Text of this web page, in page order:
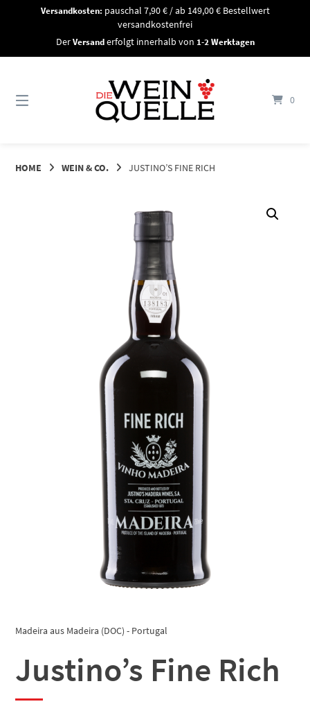
Versandkosten: pauschal 7,90 € / ab 149,00 € Bestellwert
versandkostenfrei
DerVersanderfolgt innerhalb von 1-2 Werktagen
0
HOME WEIN & CO. JUSTINO’S FINE RICH
Madeira aus Madeira (DOC) - Portugal
Justino’s Fine Rich